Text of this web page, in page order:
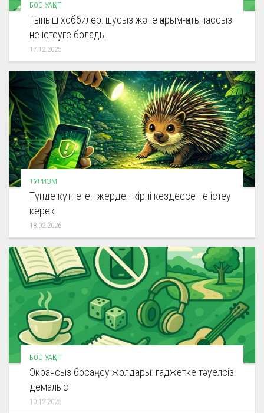
БОС УАҚЫТ
Тыныш хоббилер: шусыз және қарым-қатынассыз
не істеуге болады
17.12.2025
ТУРИЗМ
Түнде күтпеген жерден кірпі кездессе не істеу
керек
18.02.2026
БОС УАҚЫТ
Экрансыз босаңсу жолдары: гаджетке тәуелсіз
демалыс
10.12.2025